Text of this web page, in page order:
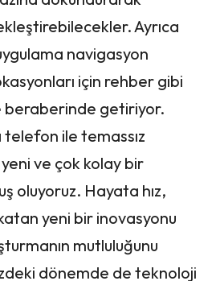
Ayrıca
navigasyon
için rehber gibi
beraberinde getiriyor.
ile temassız
ve çok kolay bir
oluyoruz. Hayata hız,
yeni bir inovasyonu
mutluluğunu
dönemde de teknoloji